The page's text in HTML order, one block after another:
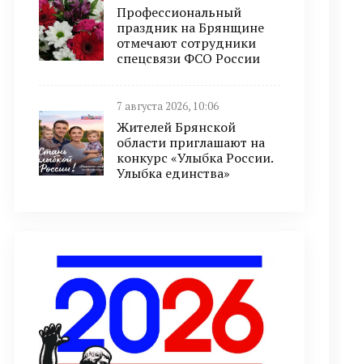
Профессиональный
праздник на Брянщине
отмечают сотрудники
спецсвязи ФСО России
7 августа 2026, 10:06
Жителей Брянской
области приглашают на
конкурс «Улыбка России.
Улыбка единства»